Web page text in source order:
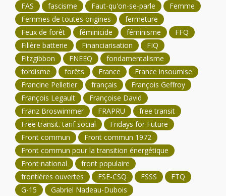
FAS
fascisme Faut-qu'on-se-parle
Femme
Femmes de toutes origines
fermeture
Feux de forêt
féminicide féminisme
FFQ
Filière batterie
Financiarisation
FIQ
Fitzgibbon
FNEEQ
fondamentalisme
fordisme
forêts France
France insoumise
Francine Pelletier
français
François Geffroy
François Legault
Françoise David
Franz Broswimmer
FRAPRU
free transit
Free transit. tarif social
Fridays for Future
Front commun
Front commun 1972
Front commun pour la transition énergétique
Front national
front populaire
frontières ouvertes
FSE-CSQ FSSS
FTQ
G-15
Gabriel Nadeau-Dubois